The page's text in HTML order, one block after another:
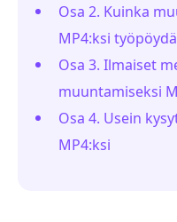
Osa 2. Kuinka
MP4:ksi
Osa 3. Ilmaiset
muuntamiseksi
Osa 4. Usein
MP4:ksi